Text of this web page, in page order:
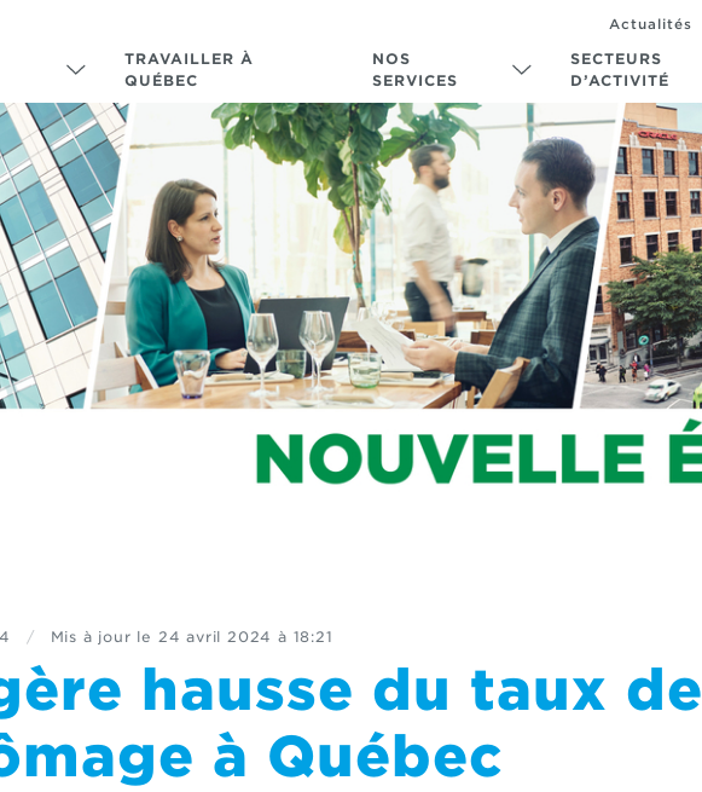
TRAVAILLER À
QUÉBEC
NOS
SERVICES
SECTEURS
D’ACTIVITÉ
Actualités
/ Mis à jour le 24 avril 2024 à 18:21
hausse du taux de
à Québec